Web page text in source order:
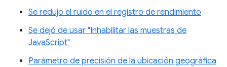
Se redujo el ruido en el registro de rendimiento
Se dejó de usar "Inhabilitar las muestras de
JavaScript"
Parámetro de precisión de la ubicación geográfica